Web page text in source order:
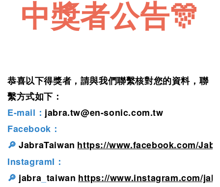
中獎者公告🎊
恭喜以下得獎者，請與我們聯繫核對您的資料，聯
繫方式如下：
E-mail ： jabra.tw@en-sonic.com.tw
Facebook ：
🔎 JabraTaiwan https://www.facebook.com/
InstagramI ：
🔎 jabra taiwan https://www.instagram.com/